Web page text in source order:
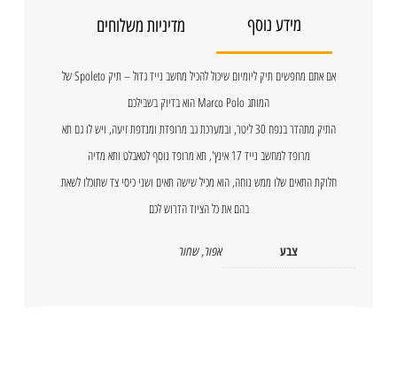
מידע נוסף מדיניות משלוחים
אם אתם מחפשים תיק ליומיום שיכול להכיל מחשב נייד גדול – תיק Spoleto של
המותג Marco Polo הוא בדיוק בשבילכם
התיק מתהדר בנפח 30 ליטר, ובמערכת גב מרופדת ומנדפת זיעה, ויש לו גם תא
מרופד למחשב נייד 17 אינץ', תא מרופד נוסף לטאבלט ותא מדיה
חלוקת התאים שלו ממש נוחה, הוא מכיל שישה תאים ושני כיסי צד שתוכלו לשאת
בהם את כל הציוד הדרוש לכם
צבע אפור,שחור